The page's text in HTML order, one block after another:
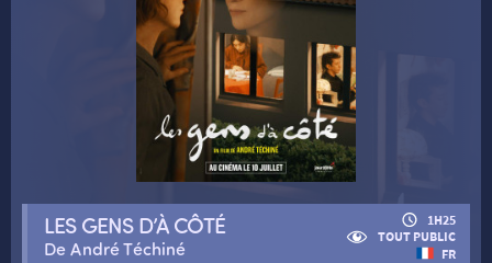
RETOUR
LES GENS D’À CÔTÉ
De André Téchiné
1H25
TOUT PUBLIC
FR